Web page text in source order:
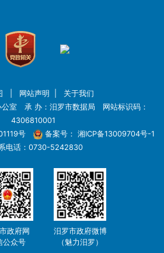
网站声明
关于我们
公室 承 办：汨罗市数据局 网站标识码：
4306810001
号
备案号： 湘ICP备13009704号-1
电话：0730-5242830
政府网
公众号
汨罗市政府微博
（魅力汨罗）